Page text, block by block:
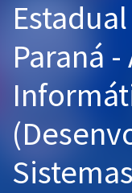
Pós
Graduação
OAB
Mentorias
Questões grátis
Paraná